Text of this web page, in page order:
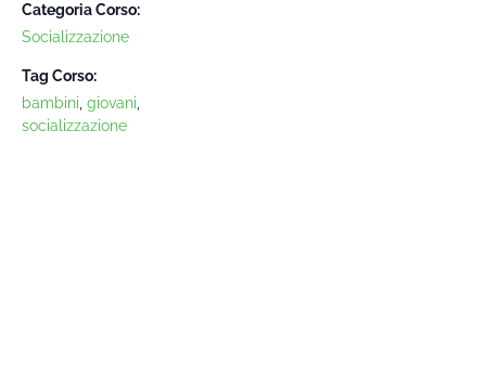
Categoria Corso:
Socializzazione
Tag Corso:
bambini, giovani,
socializzazione